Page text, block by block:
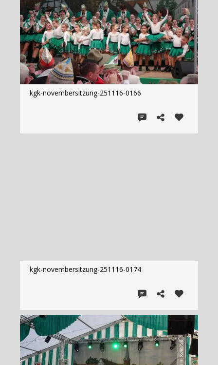
kgk-novembersitzung-251116-0166
kgk-novembersitzung-251116-0174